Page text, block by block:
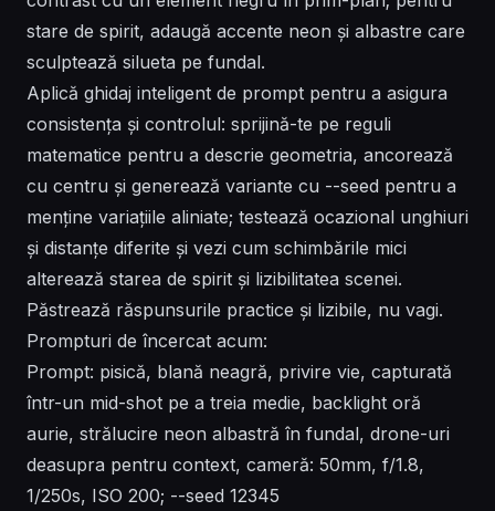
stare de spirit, adaugă accente neon și albastre care
sculptează silueta pe fundal.
Aplică ghidaj inteligent de prompt pentru a asigura
consistența și controlul: sprijină-te pe reguli
matematice pentru a descrie geometria, ancorează
cu centru și generează variante cu --seed pentru a
menține variațiile aliniate; testează ocazional unghiuri
și distanțe diferite și vezi cum schimbările mici
alterează starea de spirit și lizibilitatea scenei.
Păstrează răspunsurile practice și lizibile, nu vagi.
Prompturi de încercat acum:
Prompt: pisică, blană neagră, privire vie, capturată
într-un mid-shot pe a treia medie, backlight oră
aurie, strălucire neon albastră în fundal, drone-uri
deasupra pentru context, cameră: 50mm, f/1.8,
1/250s, ISO 200; --seed 12345